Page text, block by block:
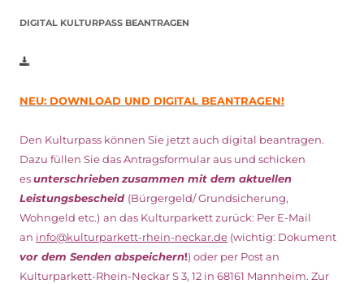
DIGITAL KULTURPASS BEANTRAGEN
NEU: DOWNLOAD UND DIGITAL BEANTRAGEN!
Den Kulturpass können Sie jetzt auch digital beantragen.
Dazu füllen Sie das Antragsformular aus und schicken
esunterschriebenzusammen mit dem aktuellen
Leistungsbescheid (Bürgergeld/ Grundsicherung,
Wohngeld etc.) an das Kulturparkett zurück: Per E-Mail
an info@kulturparkett-rhein-neckar.de (wichtig: Dokument
vor dem Senden abspeichern!) oder per Post an
Kulturparkett-Rhein-Neckar S 3, 12 in 68161 Mannheim. Zur